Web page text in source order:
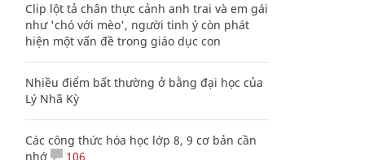
Clip lột tả chân thực cảnh anh trai và em gái
như 'chó với mèo', người tinh ý còn phát
hiện một vấn đề trong giáo dục con
Nhiều điểm bất thường ở bằng đại học của
Lý Nhã Kỳ
Các công thức hóa học lớp 8, 9 cơ bản cần
nhớ
106